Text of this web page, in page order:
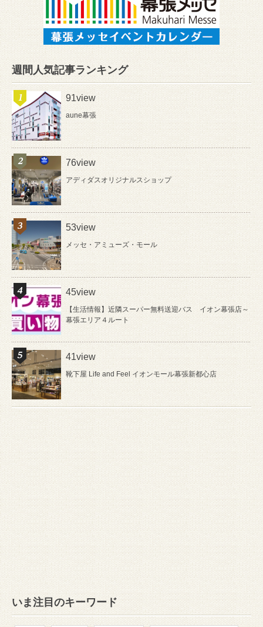
週間人気記事ランキング
91view
aune幕張
76view
アディダスオリジナルスショップ
53view
メッセ・アミューズ・モール
45view
【生活情報】近隣スーパー無料送迎バス イオン幕張店～
幕張エリア４ルート
41view
靴下屋 Life and Feel イオンモール幕張新都心店
いま注目のキーワード